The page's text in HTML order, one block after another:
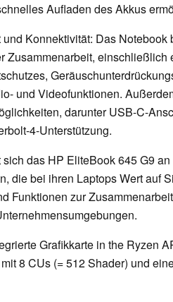
Aufladen des Akkus
Konnektivität: Das Notebook
Zusammenarbeit, einschließlich
und Videofunktionen.
darunter USB-C-
4-Unterstützung.
sich das HP EliteBook 645 G9
die bei ihren Laptops Wert auf
Funktionen zur
Grafikkarte in the Ryzen
8 CUs (= 512 Shader) und